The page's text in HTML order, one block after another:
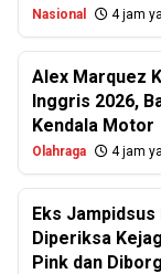
Nasional 4 jam
Alex Marquez
Inggris 2026,
Kendala Motor
Olahraga 4 jam
Eks
Diperiksa
Pink dan